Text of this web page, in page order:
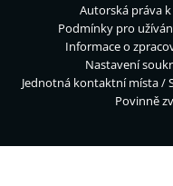
Autorská práva
Podmínky pro
Informace o
Nastavení
Jednotná kontaktní místa /
Povinně